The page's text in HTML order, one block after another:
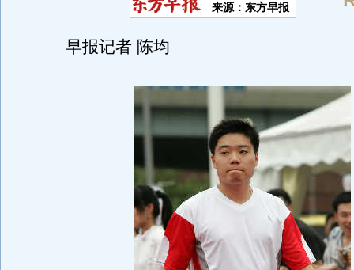
来源：东方早报
早报记者 陈均